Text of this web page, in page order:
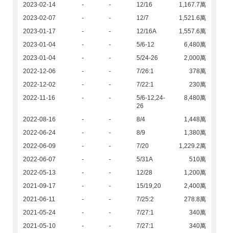
2023-02-14
- - 12/16
1,167.7萬
2023-02-07
- - 12/7
1,521.6萬
2023-01-17
- - 12/16A
1,557.6萬
2023-01-04
- - 5/6-12
6,480萬
2023-01-04
- - 5/24-26
2,000萬
2022-12-06
- - 7/26:1
378萬
2022-12-02
- - 7/22:1
230萬
2022-11-16
- -
5/6-12,24-
26
8,480萬
2022-08-16 - - 8/4
1,448萬
2022-06-24
- - 8/9
1,380萬
2022-06-09
- - 7/20
1,229.2萬
2022-06-07
- - 5/31A
510萬
2022-05-13
- - 12/28
1,200萬
2021-09-17
- - 15/19,20
2,400萬
2021-06-11
- - 7/25:2
278.8萬
2021-05-24
- - 7/27:1
340萬
2021-05-10
- - 7/27:1 340萬